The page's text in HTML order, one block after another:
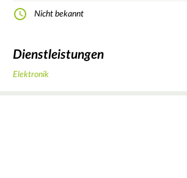
Nicht bekannt
Dienstleistungen
Elektronik